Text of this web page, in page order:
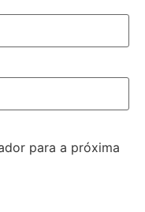
para a próxima